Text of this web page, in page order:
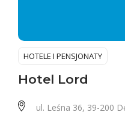
HOTELE I PENSJONATY
Hotel Lord
ul. Leśna 36, 39-200